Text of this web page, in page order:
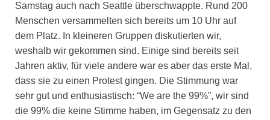
Samstag auch nach Seattle überschwappte. Rund 200
Menschen versammelten sich bereits um 10 Uhr auf
dem Platz. In kleineren Gruppen diskutierten wir,
weshalb wir gekommen sind. Einige sind bereits seit
Jahren aktiv, für viele andere war es aber das erste Mal,
dass sie zu einen Protest gingen. Die Stimmung war
sehr gut und enthusiastisch: “We are the 99%”, wir sind
die 99% die keine Stimme haben, im Gegensatz zu den